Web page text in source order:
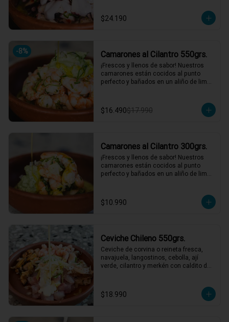
quienes buscan algo especial y lleno
de sabor! 🐙🍋
*El peso neto corresponde al producto
en su presentación completa, salsas o
acompañamientos incluidos.
$24.190
-8% Camarones al Cilantro 550grs.
¡Frescos y llenos de sabor! Nuestros
camarones están cocidos al punto
perfecto y bañados en un aliño de limón
que le da ese toque final irresistible.
¡Perfectos para una comida rápida y
*El peso neto corresponde al producto
en su presentación completa, salsas o
acompañamientos incluidos.
$16.490$17.990
Camarones al Cilantro 300grs.
¡Frescos y llenos de sabor! Nuestros
camarones están cocidos al punto
perfecto y bañados en un aliño de limón
que le da ese toque final irresistible.
¡Perfectos para una comida rápida y
*El peso neto corresponde al producto
en su presentación completa, salsas o
acompañamientos incluidos.
$10.990
Ceviche Chileno 550grs.
Ceviche de corvina o reineta fresca,
navajuela, langostinos, cebolla, ají
verde, cilantro y merkén con caldito de
weno!!
$18.990